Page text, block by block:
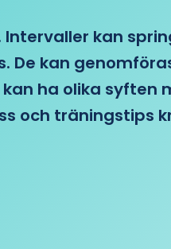
kan
De kan
ha olika syften
och träningstips